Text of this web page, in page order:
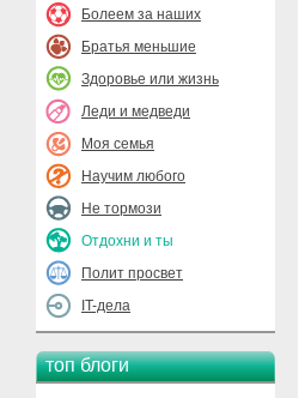
Болеем за наших
Братья меньшие
Здоровье или жизнь
Леди и медведи
Моя семья
Научим любого
Не тормози
Отдохни и ты
Полит просвет
IT-дела
топ блоги